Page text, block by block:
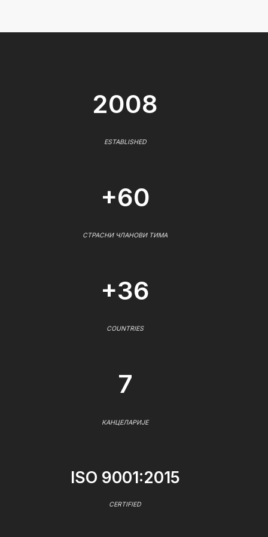
2008
ESTABLISHED
+60
СТРАСНИ ЧЛАНОВИ ТИМА
+36
COUNTRIES
7
КАНЦЕЛАРИЈЕ
ISO 9001:2015
CERTIFIED